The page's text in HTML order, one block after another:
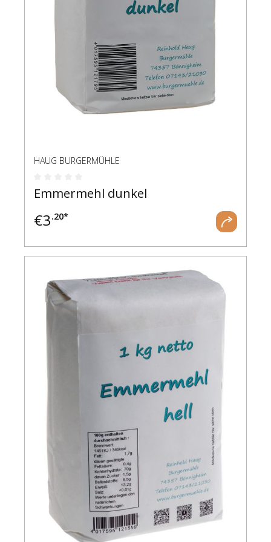
HAUG BURGERMÜHLE
Durchschnittliche Bewertung von 0 von 5
Emmermehl dunkel
€3.20*